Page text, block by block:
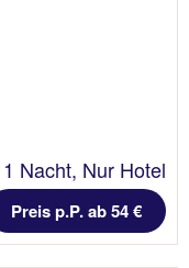
1 Nacht, Nur Hotel
Preis p.P. ab 54 €